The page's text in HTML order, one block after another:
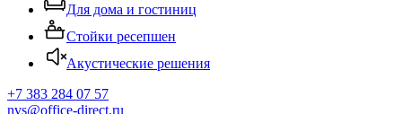
Для дома и гостиниц
Стойки ресепшен
Акустические решения
+7 383 284 07 57
nvs@office-direct.ru